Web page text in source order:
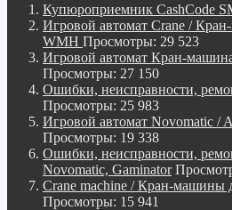
Купюроприемник CashCode
Игровой автомат Crane /
WMH Просмотры: 29 523
Игровой автомат Кран-
Просмотры: 27 150
Ошибки, неисправности,
Просмотры: 25 983
Игровой автомат Novomatic /
Просмотры: 19 338
Ошибки, неисправности,
Novomatic, Gaminator
Crane machine / Кран-машины
Просмотры: 15 941